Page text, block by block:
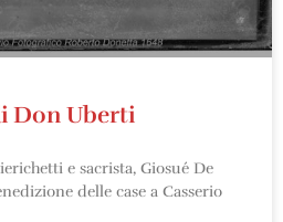
Don Uberti
e sacrista, Giosué De
delle case a Casserio